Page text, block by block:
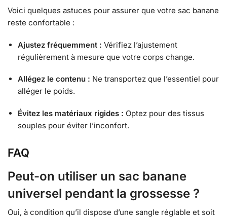
Voici quelques astuces pour assurer que votre sac banane
reste confortable :
Ajustez fréquemment : Vérifiez l’ajustement
régulièrement à mesure que votre corps change.
Allégez le contenu : Ne transportez que l’essentiel pour
alléger le poids.
Évitez les matériaux rigides : Optez pour des tissus
souples pour éviter l’inconfort.
FAQ
Peut-on utiliser un sac banane
universel pendant la grossesse ?
Oui, à condition qu’il dispose d’une sangle réglable et soit